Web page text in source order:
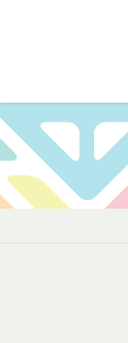
ツ
へ
キ
シ
ョ
に